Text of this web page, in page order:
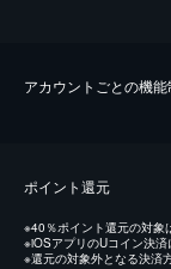
アカウントごとの機
ポイント還元
※40％ポイント還元の対象
※iOSアプリのUコイン決済
※還元の対象外となる決済